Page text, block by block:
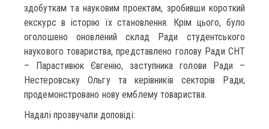
здобуткам та науковим проектам, зробивши короткий
екскурс в історію їх становлення. Крім цього, було
оголошено оновлений склад Ради студентського
наукового товариства, представлено голову Ради СНТ
– Парастивюк Євгенію, заступника голови Ради –
Нестеровську Ольгу та керівників секторів Ради;
продемонстровано нову емблему товариства.
Надалі прозвучали доповіді: